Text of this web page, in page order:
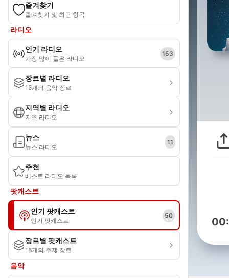
즐겨찾기
즐겨찾기 및 최근 항목
라디오
인기 라디오
가장 많이 들은 라디오
153
장르별 라디오
15개의 음악 장르
지역별 라디오
지역 라디오
뉴스
뉴스 라디오
11
추천
베스트 라디오 목록
팟캐스트
인기 팟캐스트
인기 팟캐스트
50
장르별 팟캐스트
18개의 주제 장르
음악